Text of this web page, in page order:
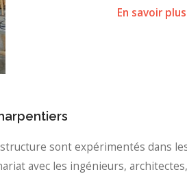
En savoir plus
sont expérimentés dans
avec les ingénieurs,